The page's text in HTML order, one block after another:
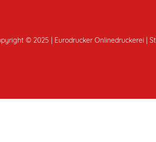
© 2025 | Eurodrucker Onlinedruckerei |